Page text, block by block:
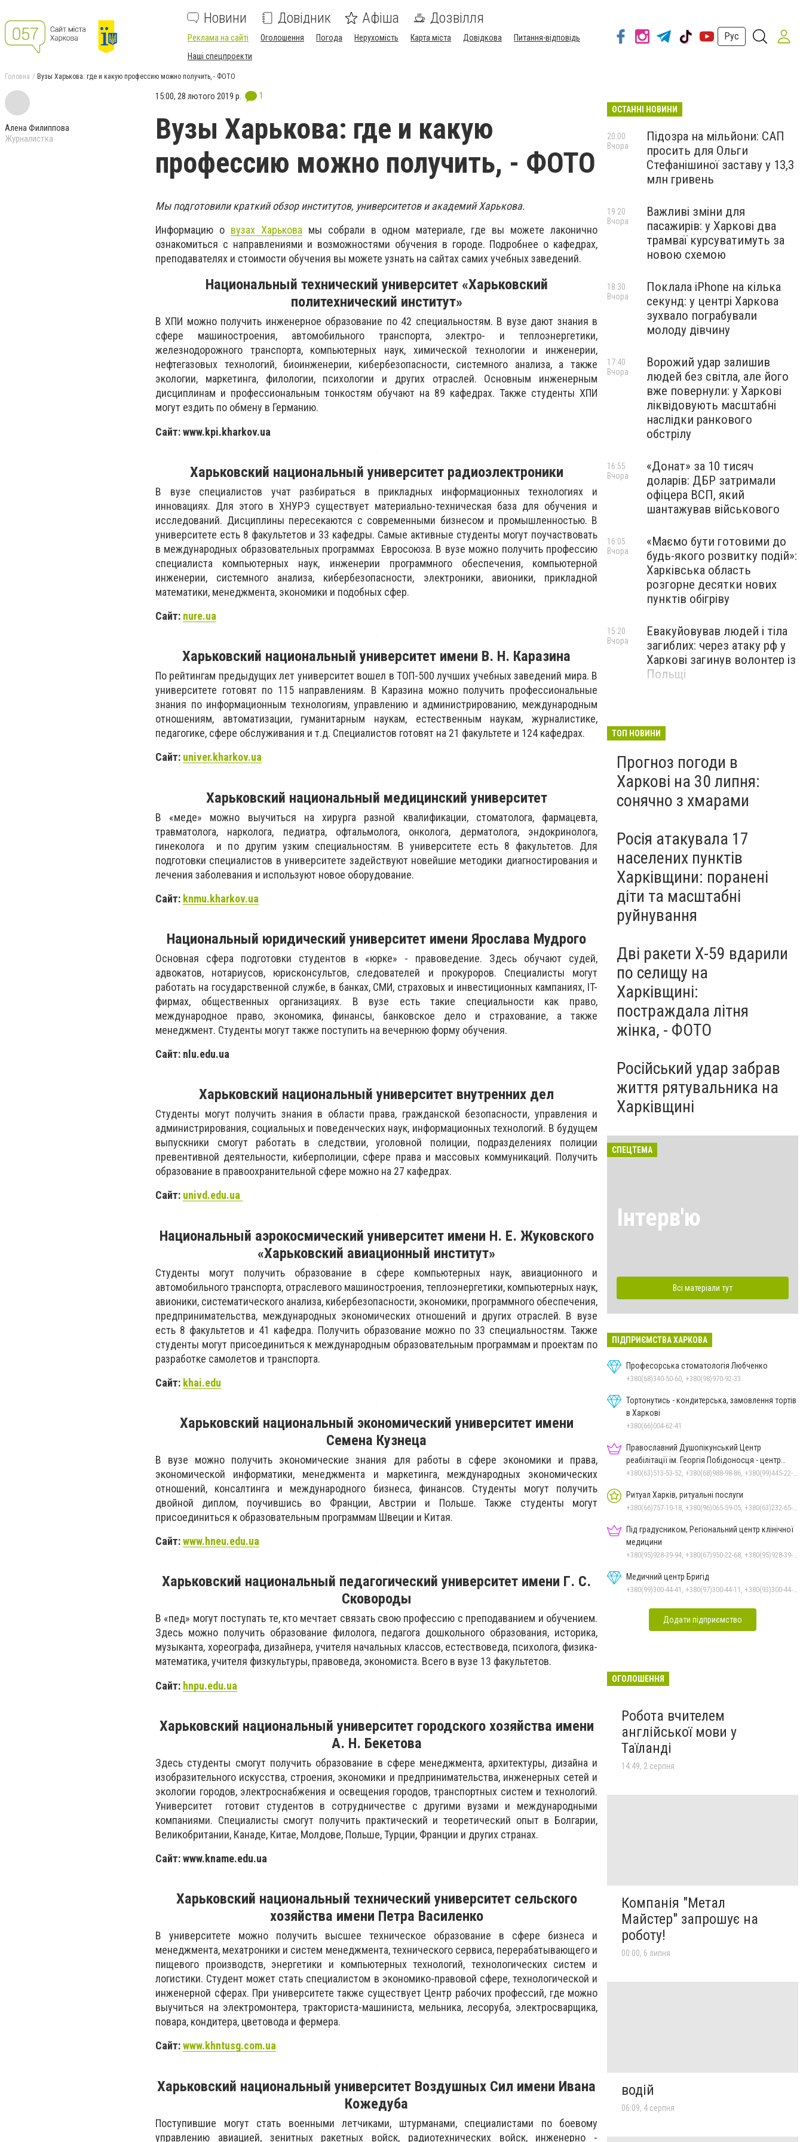
Новини Довідник Афіша Дозвілля
Реклама на сайті Оголошення Погода Нерухомість Карта міста Довідкова
Питання-відповідь
Наші спецпроекти
Рус
Головна Вузы Харькова: где и какую профессию можно получить, - ФОТО
Алена Филиппова
Журналистка
15:00, 28 лютого 2019 р. 1
Вузы Харькова: где и какую
профессию можно получить, - ФОТО
Мы подготовили краткий обзор институтов, университетов и академий Харькова.
Информацию о вузах Харькова мы собрали в одном материале, где вы можете лаконично
ознакомиться с направлениями и возможностями обучения в городе. Подробнее о кафедрах,
преподавателях и стоимости обучения вы можете узнать на сайтах самих учебных заведений.
Национальный технический университет «Харьковский
политехнический институт»
В ХПИ можно получить инженерное образование по 42 специальностям. В вузе дают знания в
сфере машиностроения, автомобильного транспорта, электро- и теплоэнергетики,
железнодорожного транспорта, компьютерных наук, химической технологии и инженерии,
нефтегазовых технологий, биоинженерии, кибербезопасности, системного анализа, а также
экологии, маркетинга, филологии, психологии и других отраслей. Основным инженерным
дисциплинам и профессиональным тонкостям обучают на 89 кафедрах. Также студенты ХПИ
могут ездить по обмену в Германию.
Сайт: www.kpi.kharkov.ua
Харьковский национальный университет радиоэлектроники
В вузе специалистов учат разбираться в прикладных информационных технологиях и
инновациях. Для этого в ХНУРЭ существует материально-техническая база для обучения и
исследований. Дисциплины пересекаются с современными бизнесом и промышленностью. В
университете есть 8 факультетов и 33 кафедры. Самые активные студенты могут поучаствовать
в международных образовательных программах Евросоюза. В вузе можно получить профессию
специалиста компьютерных наук, инженерии программного обеспечения, компьютерной
инженерии, системного анализа, кибербезопасности, электроники, авионики, прикладной
математики, менеджмента, экономики и подобных сфер.
Сайт: nure.ua
Харьковский национальный университет имени В. Н. Каразина
По рейтингам предыдущих лет университет вошел в ТОП-500 лучших учебных заведений мира. В
университете готовят по 115 направлениям. В Каразина можно получить профессиональные
знания по информационным технологиям, управлению и администрированию, международным
отношениям, автоматизации, гуманитарным наукам, естественным наукам, журналистике,
педагогике, сфере обслуживания и т.д. Специалистов готовят на 21 факультете и 124 кафедрах.
Сайт: univer.kharkov.ua
Харьковский национальный медицинский университет
В «меде» можно выучиться на хирурга разной квалификации, стоматолога, фармацевта,
травматолога, нарколога, педиатра, офтальмолога, онколога, дерматолога, эндокринолога,
гинеколога и по другим узким специальностям. В университете есть 8 факультетов. Для
подготовки специалистов в университете задействуют новейшие методики диагностирования и
лечения заболевания и используют новое оборудование.
Сайт: knmu.kharkov.ua
Национальный юридический университет имени Ярослава Мудрого
Основная сфера подготовки студентов в «юрке» - правоведение. Здесь обучают судей,
адвокатов, нотариусов, юрисконсультов, следователей и прокуроров. Специалисты могут
работать на государственной службе, в банках, СМИ, страховых и инвестиционных кампаниях, IT-
фирмах, общественных организациях. В вузе есть такие специальности как право,
международное право, экономика, финансы, банковское дело и страхование, а также
менеджмент. Студенты могут также поступить на вечернюю форму обучения.
Сайт: nlu.edu.ua
Харьковский национальный университет внутренних дел
Студенты могут получить знания в области права, гражданской безопасности, управления и
администрирования, социальных и поведенческих наук, информационных технологий. В будущем
выпускники смогут работать в следствии, уголовной полиции, подразделениях полиции
превентивной деятельности, киберполиции, сфере права и массовых коммуникаций. Получить
образование в правоохранительной сфере можно на 27 кафедрах.
Сайт: univd.edu.ua
Национальный аэрокосмический университет имени Н. Е. Жуковского
«Харьковский авиационный институт»
Студенты могут получить образование в сфере компьютерных наук, авиационного и
автомобильного транспорта, отраслевого машиностроения, теплоэнергетики, компьютерных наук,
авионики, систематического анализа, кибербезопасности, экономики, программного обеспечения,
предпринимательства, международных экономических отношений и других отраслей. В вузе
есть 8 факультетов и 41 кафедра. Получить образование можно по 33 специальностям. Также
студенты могут присоединиться к международным образовательным программам и проектам по
разработке самолетов и транспорта.
Сайт: khai.edu
Харьковский национальный экономический университет имени
Семена Кузнеца
В вузе можно получить экономические знания для работы в сфере экономики и права,
экономической информатики, менеджмента и маркетинга, международных экономических
отношений, консалтинга и международного бизнеса, финансов. Студенты могут получить
двойной диплом, поучившись во Франции, Австрии и Польше. Также студенты могут
присоединиться к образовательным программам Швеции и Китая.
Сайт:www.hneu.edu.ua
Харьковский национальный педагогический университет имени Г. С.
Сковороды
В «пед» могут поступать те, кто мечтает связать свою профессию с преподаванием и обучением.
Здесь можно получить образование филолога, педагога дошкольного образования, историка,
музыканта, хореографа, дизайнера, учителя начальных классов, естествоведа, психолога, физика-
математика, учителя физкультуры, правоведа, экономиста. Всего в вузе 13 факультетов.
Сайт: hnpu.edu.ua
Харьковский национальный университет городского хозяйства имени
А. Н. Бекетова
Здесь студенты смогут получить образование в сфере менеджмента, архитектуры, дизайна и
изобразительного искусства, строения, экономики и предпринимательства, инженерных сетей и
экологии городов, электроснабжения и освещения городов, транспортных систем и технологий.
Университет готовит студентов в сотрудничестве с другими вузами и международными
компаниями. Специалисты смогут получить практический и теоретический опыт в Болгарии,
Великобритании, Канаде, Китае, Молдове, Польше, Турции, Франции и других странах.
Сайт: www.kname.edu.ua
Харьковский национальный технический университет сельского
хозяйства имени Петра Василенко
В университете можно получить высшее техническое образование в сфере бизнеса и
менеджмента, мехатроники и систем менеджмента, технического сервиса, перерабатывающего и
пищевого производств, энергетики и компьютерных технологий, технологических систем и
логистики. Студент может стать специалистом в экономико-правовой сфере, технологической и
инженерной сферах. При университете также существует Центр рабочих профессий, где можно
выучиться на электромонтера, тракториста-машиниста, мельника, лесоруба, электросварщика,
повара, кондитера, цветовода и фермера.
Сайт:www.khntusg.com.ua
Харьковский национальный университет Воздушных Сил имени Ивана
Кожедуба
Поступившие могут стать военными летчиками, штурманами, специалистами по боевому
управлению авиацией, зенитных ракетных войск, радиотехнических войск, инженерно -
ОСТАННІ НОВИНИ
Підозра на мільйони: САП
просить для Ольги
Стефанішиної заставу у 13,3
млн гривень
20:00
Вчора
Важливі зміни для
пасажирів: у Харкові два
трамваї курсуватимуть за
новою схемою
19:20
Вчора
Поклала iPhone на кілька
секунд: у центрі Харкова
зухвало пограбували
молоду дівчину
18:30
Вчора
Ворожий удар залишив
людей без світла, але його
вже повернули: у Харкові
ліквідовують масштабні
наслідки ранкового
обстрілу
17:40
Вчора
«Донат» за 10 тисяч
доларів: ДБР затримали
офіцера ВСП, який
шантажував військового
16:55
Вчора
«Маємо бути готовими до
будь-якого розвитку подій»:
Харківська область
розгорне десятки нових
пунктів обігріву
16:05
Вчора
Евакуйовував людей і тіла
загиблих: через атаку рф у
Харкові загинув волонтер із
Польщі
15:20
Вчора
Харкові викрили члена
ТОП НОВИНИ
Прогноз погоди в
Харкові на 30 липня:
сонячно з хмарами
Росія атакувала 17
населених пунктів
Харківщини: поранені
діти та масштабні
руйнування
Дві ракети Х-59 вдарили
по селищу на
Харківщині:
постраждала літня
жінка, - ФОТО
Російський удар забрав
життя рятувальника на
Харківщині
СПЕЦТЕМА
Інтерв'ю
Всі матеріали тут
ПІДПРИЄМСТВА ХАРКОВА
Професорська стоматологія Любченко
+380(68)340-50-60, +380(98)970-92-33
Тортонутись - кондитерська, замовлення тортів
в Харкові
+380(66)004-62-41
Православний Душопікунський Центр
реабілітації ім. Георгія Побідоносця - центр
лікування
Ритуал Харків, ритуальні послуги
Під градусником, Регіональний центр клінічної
медицини
Медичний центр Бригід
Додати підприємство
ОГОЛОШЕННЯ
Робота вчителем
англійської мови у
Таїланді
14:49, 2 серпня
Компанія "Метал
Майстер" запрошує на
роботу!
00:00, 6 липня
водій
06:09, 4 серпня